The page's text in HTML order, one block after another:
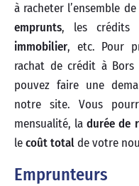
à racheter l’ensemble
emprunts, les crédits
immobilier, etc. Pour
rachat de crédit à Bors
pouvez faire une
notre site. Vous
mensualité, ladurée de
lecoût total de votre
Emprunteurs